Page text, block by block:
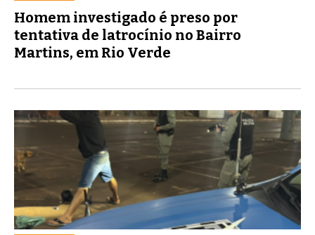
Homem investigado é preso por
tentativa de latrocínio no Bairro
Martins, em Rio Verde